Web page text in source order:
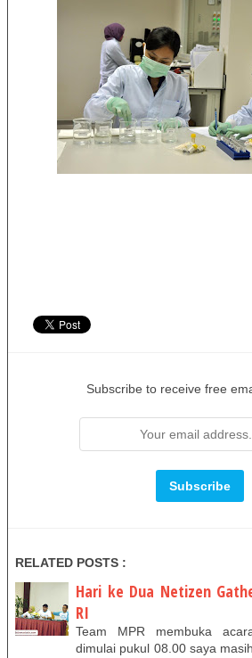
Subscribe to receive free
RELATED POSTS :
Hari ke Dua Netizen
RI
Team MPR membuka
dimulai pukul 08.00 saya